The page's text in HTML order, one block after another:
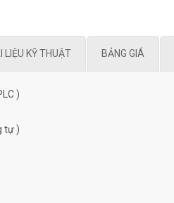
LIỆU KỸ THUẬT BẢNG GIÁ
)
tự )